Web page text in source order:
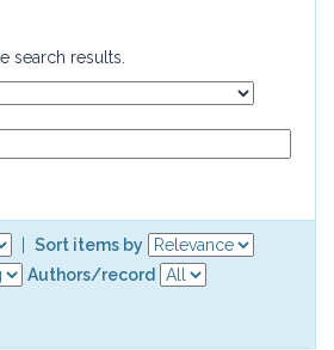
search results.
Sort items by
Authors/record